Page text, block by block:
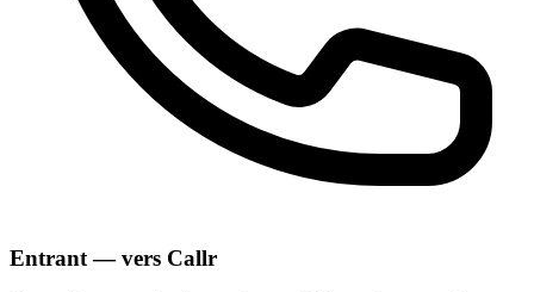
Entrant — vers Callr